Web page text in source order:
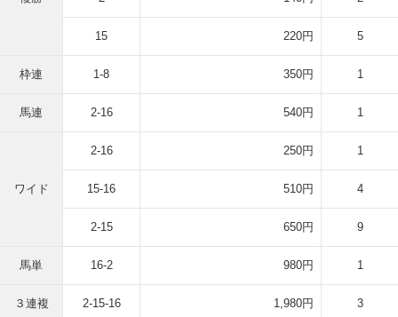
15 220円 5
枠連 1-8 350円 1
馬連 2-16 540円 1
ワイド
2-16 250円 1
15-16 510円 4
2-15 650円 9
馬単 16-2 980円 1
３連複 2-15-16 1,980円 3